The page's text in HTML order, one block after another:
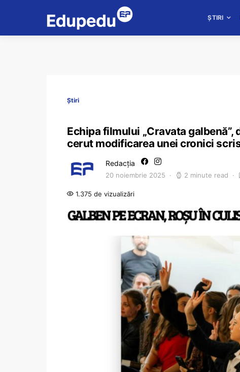
ȘTIRI
Știri
Echipa filmului „Cravata
cerut modificarea unei cronici
Redacția
20 noiembrie 2025 2 minute read
1.375 de vizualizări